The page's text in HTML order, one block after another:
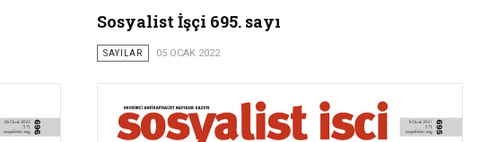
Sosyalist İşçi 695. sayı
SAYILAR 05 OCAK 2022